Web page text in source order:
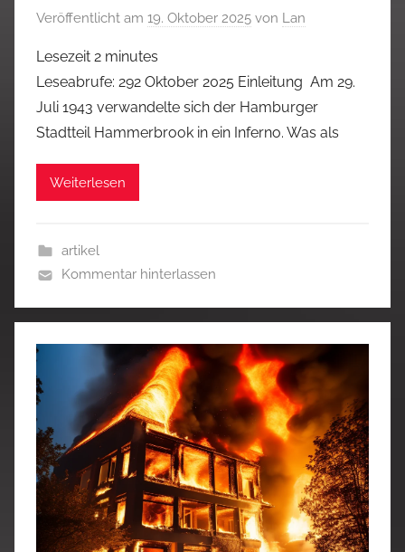
Veröffentlicht am 19. Oktober 2025 von Lan
Lesezeit 2 minutes
Leseabrufe: 292 Oktober 2025 Einleitung Am 29.
Juli 1943 verwandelte sich der Hamburger
Stadtteil Hammerbrook in ein Inferno. Was als
Weiterlesen
artikel
Kommentar hinterlassen